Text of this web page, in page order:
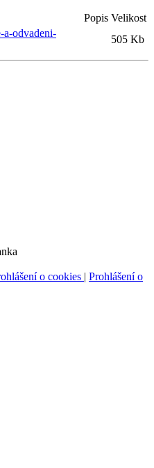
Popis Velikost
a-odvadeni-
505 Kb
o cookies | Prohlášení o